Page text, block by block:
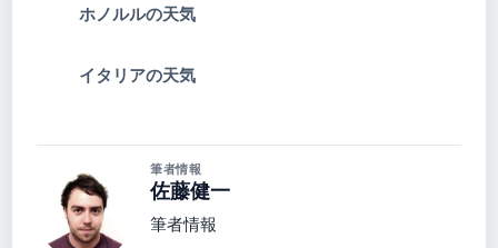
ホノルルの天気
イタリアの天気
筆者情報
佐藤健一
筆者情報